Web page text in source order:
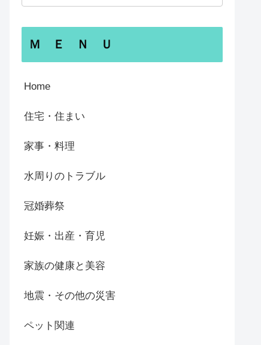
Ｍ Ｅ Ｎ Ｕ
Home
住宅・住まい
家事・料理
水周りのトラブル
冠婚葬祭
妊娠・出産・育児
家族の健康と美容
地震・その他の災害
ペット関連